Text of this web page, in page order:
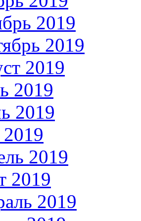
2019
2019
2019
2019
2019
2019
2019
2019